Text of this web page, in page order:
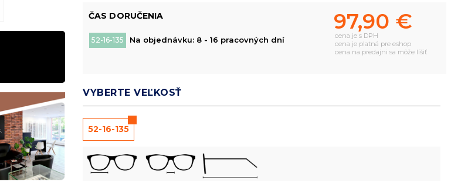
ČAS DORUČENIA
52-16-135 Na objednávku: 8 - 16 pracovných dní
97,90 €
cena je s DPH
cena je platná pre eshop
cena na predajni sa môže líšiť
VYBERTE VEĽKOSŤ
52-16-135